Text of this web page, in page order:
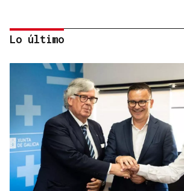
07
AGO
CON INSCRIPCIÓN
Lo último